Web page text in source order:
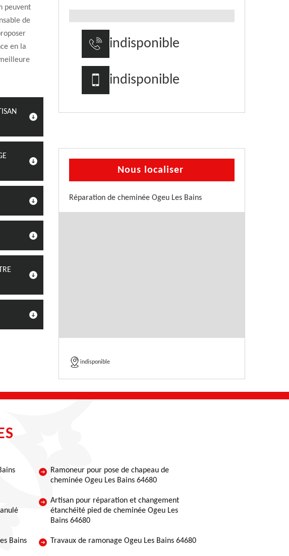
peuvent
de
en la
indisponible
indisponible
Nous localiser
Réparation de cheminée Ogeu Les Bains
indisponible
Bains
Ramoneur pour pose de chapeau de
cheminée Ogeu Les Bains 64680
Artisan pour réparation et changement
étanchéité pied de cheminée Ogeu Les
Bains 64680
Travaux de ramonage Ogeu Les Bains 64680